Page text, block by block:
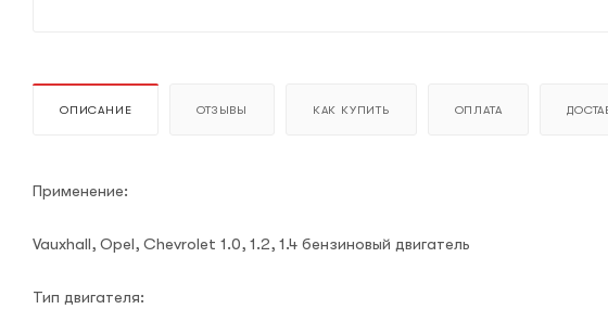
ОПИСАНИЕ ОТЗЫВЫ КАК КУПИТЬ ОПЛАТА
Применение:
Vauxhall, Opel, Chevrolet 1.0, 1.2, 1.4 бензиновый двигатель
Тип двигателя: